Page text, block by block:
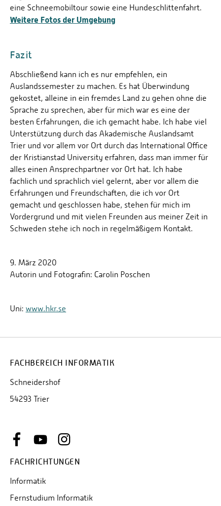
eine Schneemobiltour sowie eine Hundeschlittenfahrt.
Weitere Fotos der Umgebung
Fazit
Abschließend kann ich es nur empfehlen, ein
Auslandssemester zu machen. Es hat Überwindung
gekostet, alleine in ein fremdes Land zu gehen ohne die
Sprache zu sprechen, aber für mich war es eine der
besten Erfahrungen, die ich gemacht habe. Ich habe viel
Unterstützung durch das Akademische Auslandsamt
Trier und vor allem vor Ort durch das International Office
der Kristianstad University erfahren, dass man immer für
alles einen Ansprechpartner vor Ort hat. Ich habe
fachlich und sprachlich viel gelernt, aber vor allem die
Erfahrungen und Freundschaften, die ich vor Ort
gemacht und geschlossen habe, stehen für mich im
Vordergrund und mit vielen Freunden aus meiner Zeit in
Schweden stehe ich noch in regelmäßigem Kontakt.
9. März 2020
Autorin und Fotografin: Carolin Poschen
Uni: www.hkr.se
FACHBEREICH INFORMATIK
Schneidershof
54293 Trier
FACHRICHTUNGEN
Informatik
Fernstudium Informatik